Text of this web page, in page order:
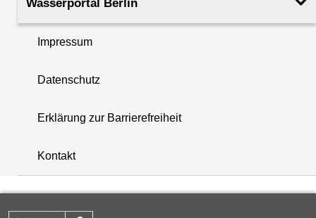
+
−
Wasserportal Berlin
Impressum
Datenschutz
Erklärung zur Barrierefreiheit
Kontakt